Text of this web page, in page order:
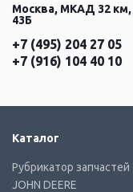
Москва, МКАД 32 км,
43Б
+7 (495) 204 27 05
+7 (916) 104 40 10
Каталог
Рубрикатор запчастей
JOHN DEERE